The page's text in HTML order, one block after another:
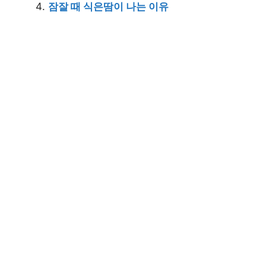
잠잘 때 식은땀이 나는 이유